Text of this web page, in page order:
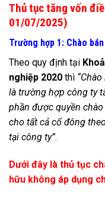
Thủ tục tăng vốn
01/07/2025)
Trường hợp 1: Chào
Theo quy định tại
nghiệp 2020 thì
là trường hợp công ty
phần được quyền
cho tất cả cổ đông
tại công ty”.
Dưới đây là thủ tục
hữu không áp dụng